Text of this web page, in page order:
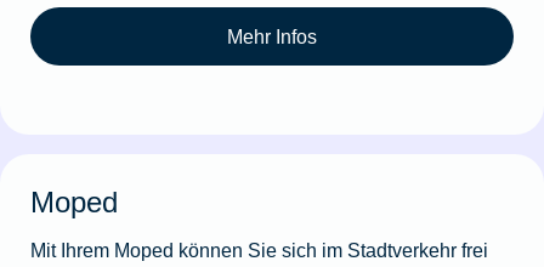
Mehr Infos
Moped
Mit Ihrem Moped können Sie sich im Stadtverkehr frei